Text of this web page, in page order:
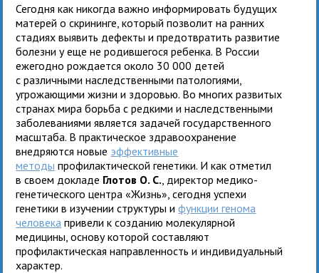
Сегодня как никогда важно информировать будущих
матерей о скрининге, который позволит на ранних
стадиях выявить дефекты и предотвратить развитие
болезни у еще не родившегося ребенка. В России
ежегодно рождается около 30 000 детей
с различными наследственными патологиями,
угрожающими жизни и здоровью. Во многих развитых
странах мира борьба с редкими и наследственными
заболеваниями является задачей государственного
масштаба. В практическое здравоохранение
внедряются новые эффективные
методы профилактической генетики. И как отметил
в своем докладе Глотов О. С. , директор медико-
генетического центра «Жизнь», сегодня успехи
генетики в изучении структуры ифункции генома
человека привели к созданию молекулярной
медицины, основу которой составляют
профилактическая направленность и индивидуальный
характер.